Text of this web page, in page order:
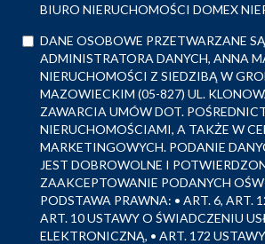
BIURO NIERUCHOMOŚCI DOMEX
DANE OSOBOWE PRZETWARZANE
ADMINISTRATORA DANYCH, ANNA
NIERUCHOMOŚCI Z SIEDZIBĄ W
MAZOWIECKIM (05-827) UL.
ZAWARCIA UMÓW DOT.
NIERUCHOMOŚCIAMI, A TAKŻE W
MARKETINGOWYCH. PODANIE
JEST DOBROWOLNE I
ZAAKCEPTOWANIE PODANYCH
PODSTAWA PRAWNA: • ART. 6, ART.
ART. 10 USTAWY O ŚWIADCZENIU
ELEKTRONICZNĄ, • ART. 172